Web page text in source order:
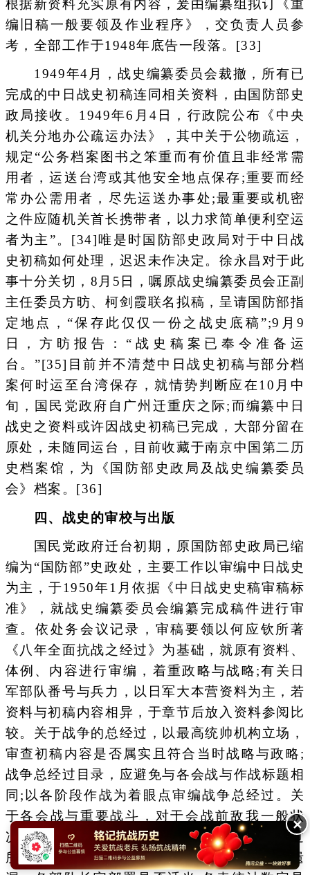
根据新资料充实原有内容，爰由编纂组拟订《重
编旧稿一般要领及作业程序》，交负责人员参
考，全部工作于1948年底告一段落。[33]
1949年4月，战史编纂委员会裁撤，所有已
完成的中日战史初稿连同相关资料，由国防部史
政局接收。1949年6月4日，行政院公布《中央
机关分地办公疏运办法》，其中关于公物疏运，
规定“公务档案图书之笨重而有价值且非经常需
用者，运送台湾或其他安全地点保存;重要而经
常办公需用者，尽先运送办事处;最重要或机密
之件应随机关首长携带者，以力求简单便利空运
者为主”。[34]唯是时国防部史政局对于中日战
史初稿如何处理，迟迟未作决定。徐永昌对于此
事十分关切，8月5日，嘱原战史编纂委员会正副
主任委员方昉、柯剑霞联名拟稿，呈请国防部指
定地点，“保存此仅仅一份之战史底稿”;9月9
日，方昉报告：“战史稿案已奉令准备运
台。”[35]目前并不清楚中日战史初稿与部分档
案何时运至台湾保存，就情势判断应在10月中
旬，国民党政府自广州迁重庆之际;而编纂中日
战史之资料或许因战史初稿已完成，大部分留在
原处，未随同运台，目前收藏于南京中国第二历
史档案馆，为《国防部史政局及战史编纂委员
会》档案。[36]
四、战史的审校与出版
国民党政府迁台初期，原国防部史政局已缩
编为“国防部”史政处，主要工作以审编中日战史
为主，于1950年1月依据《中日战史史稿审稿标
准》，就战史编纂委员会编纂完成稿件进行审
查。依处务会议记录，审稿要领以何应钦所著
《八年全面抗战之经过》为基础，就原有资料、
体例、内容进行审编，着重政略与战略;有关日
军部队番号与兵力，以日军大本营资料为主，若
资料与初稿内容相异，于章节后放入资料参阅比
较。关于战争的总经过，以最高统帅机构立场，
审查初稿内容是否属实且符合当时战略与政略;
战争总经过目录，应避免与各会战与作战标题相
同;以各阶段作战为着眼点审编战争总经过。关
于各会战与重要战斗，对于会战前敌我一般状
况，应补齐减少阙漏;应再研究会战与作战经过
所用资料是否真实、相关会战间之情况有否遗
✕